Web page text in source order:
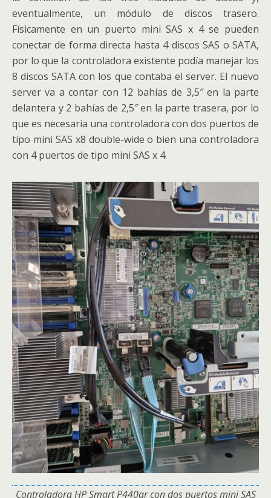
eventualmente, un módulo de discos trasero.
Físicamente en un puerto mini SAS x 4 se pueden
conectar de forma directa hasta 4 discos SAS o SATA,
por lo que la controladora existente podía manejar los
8 discos SATA con los que contaba el server. El nuevo
server va a contar con 12 bahías de 3,5″ en la parte
delantera y 2 bahías de 2,5″ en la parte trasera, por lo
que es necesaria una controladora con dos puertos de
tipo mini SAS x8 double-wide o bien una controladora
con 4 puertos de tipo mini SAS x 4.
Controladora HP Smart P440ar con dos puertos mini SAS